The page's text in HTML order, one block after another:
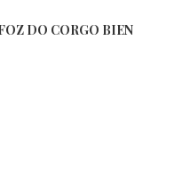
DO CORGO BIEN